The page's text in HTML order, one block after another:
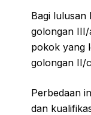
Bagi lulusan
golongan III/
pokok yang
golongan II/
Perbedaan
dan